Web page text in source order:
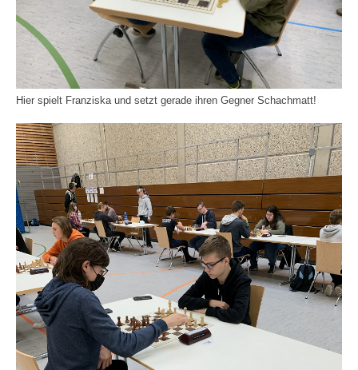
Hier spielt Franziska und setzt gerade ihren Gegner Schachmatt!